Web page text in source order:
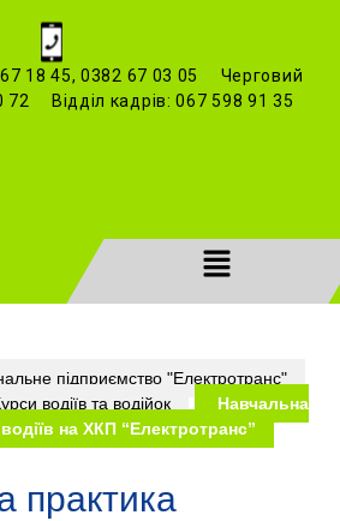
67 18 45, 0382 67 03 05 Черговий
72 Відділ кадрів: 067 598 91 35
підприємство "Електротранс"
водіїв та водійок
Навчальна
на ХКП “Електротранс”
практика